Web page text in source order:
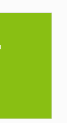
Obiekty